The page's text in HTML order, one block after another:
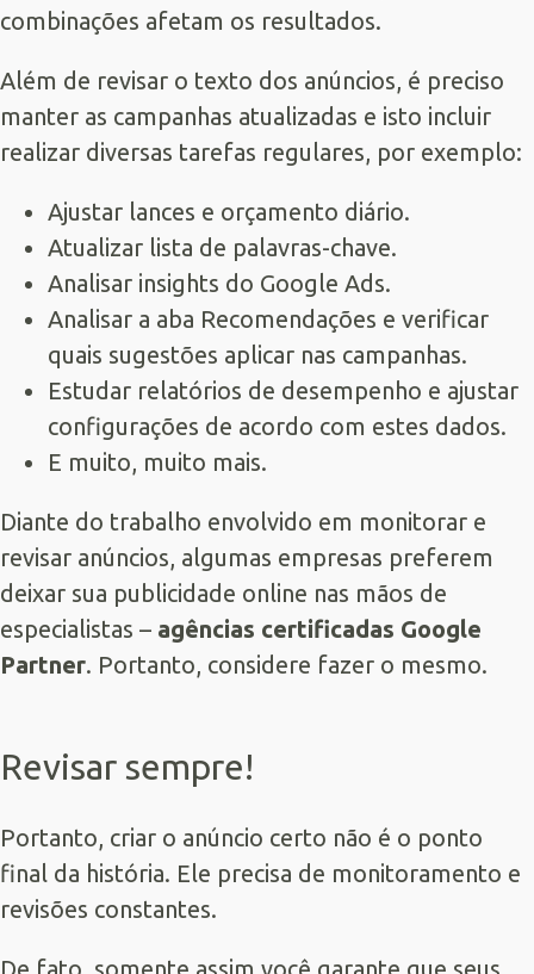
combinações afetam os resultados.
Além de revisar o texto dos anúncios, é preciso
manter as campanhas atualizadas e isto incluir
realizar diversas tarefas regulares, por exemplo:
Ajustar lances e orçamento diário.
Atualizar lista de palavras-chave.
Analisar insights do Google Ads.
Analisar a aba Recomendações e verificar
quais sugestões aplicar nas campanhas.
Estudar relatórios de desempenho e ajustar
configurações de acordo com estes dados.
E muito, muito mais.
Diante do trabalho envolvido em monitorar e
revisar anúncios, algumas empresas preferem
deixar sua publicidade online nas mãos de
especialistas – agências certificadas Google
Partner. Portanto, considere fazer o mesmo.
Revisar sempre!
Portanto, criar o anúncio certo não é o ponto
final da história. Ele precisa de monitoramento e
revisões constantes.